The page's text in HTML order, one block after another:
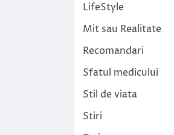
LifeStyle
Mit sau Realitate
Recomandari
Sfatul medicului
Stil de viata
Stiri